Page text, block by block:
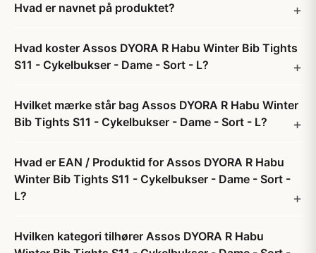
Hvad er navnet på produktet?
Hvad koster Assos DYORA R Habu Winter Bib Tights
S11 - Cykelbukser - Dame - Sort - L?
Hvilket mærke står bag Assos DYORA R Habu Winter
Bib Tights S11 - Cykelbukser - Dame - Sort - L?
Hvad er EAN / Produktid for Assos DYORA R Habu
Winter Bib Tights S11 - Cykelbukser - Dame - Sort -
L?
Hvilken kategori tilhører Assos DYORA R Habu